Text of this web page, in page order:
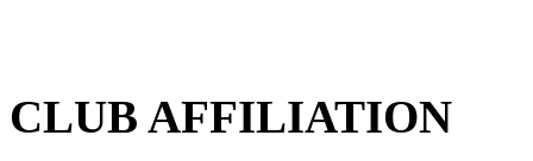
CLUB AFFILIATION